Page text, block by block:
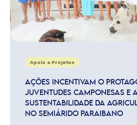
Apoio a Projetos
AÇÕES INCENTIVAM O
JUVENTUDES CAMPONESAS E
SUSTENTABILIDADE DA
NO SEMIÁRIDO PARAIBANO